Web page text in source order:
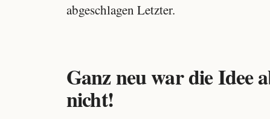
abgeschlagen Letzter.
Ganz neu war die Idee
nicht!